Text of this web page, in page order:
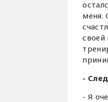
меня.
-
- Я